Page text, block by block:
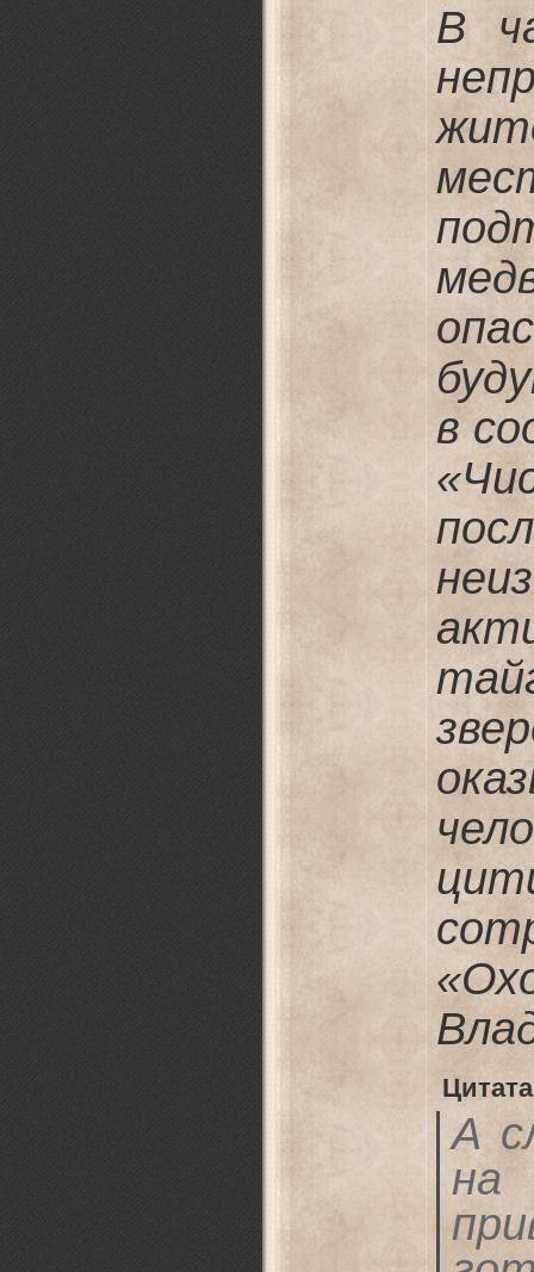
В
в
Цитата
А
на